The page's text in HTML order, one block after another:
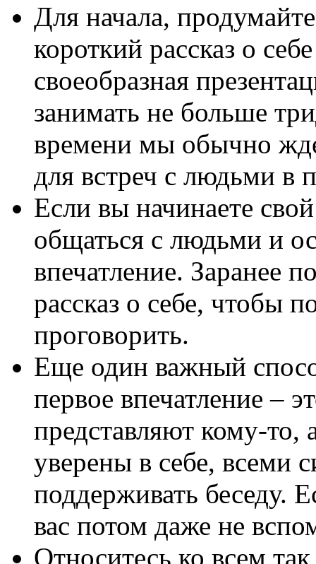
Для начала,
короткий рассказ о
своеобразная
занимать не больше
времени мы обычно
для встреч с людьми в
Если вы начинаете
общаться с людьми и
впечатление. Заранее
рассказ о себе, чтобы
проговорить.
Еще один важный
первое впечатление –
представляют кому-то,
уверены в себе, всеми
поддерживать беседу.
вас потом даже не
Относитесь ко всем